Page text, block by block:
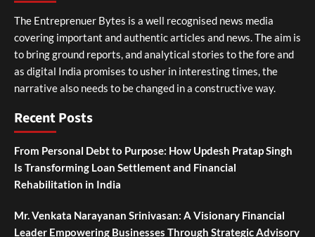
The Entreprenuer Bytes is a well recognised news media
covering important and authentic articles and news. The aim is
to bring ground reports, and analytical stories to the fore and
as digital India promises to usher in interesting times, the
narrative also needs to be changed in a constructive way.
Recent Posts
From Personal Debt to Purpose: How Updesh Pratap Singh
Is Transforming Loan Settlement and Financial
Rehabilitation in India
Mr. Venkata Narayanan Srinivasan: A Visionary Financial
Leader Empowering Businesses Through Strategic Advisory